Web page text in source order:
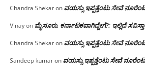
Chandra Shekaron ವಯಸ್ಸು ಇಪ್ಪತ್ತೆಂಟು ಸೇವೆ
Vinayon ಮೈಸೂರು, ಕರ್ನಾಟಕವಾಗಿದ್ದೇಗೆ?; ಇಲ್ಲಿದೆ
Chandra Shekaron ವಯಸ್ಸು ಇಪ್ಪತ್ತೆಂಟು ಸೇವೆ
Sandeep kumaron ವಯಸ್ಸು ಇಪ್ಪತ್ತೆಂಟು ಸೇವೆ